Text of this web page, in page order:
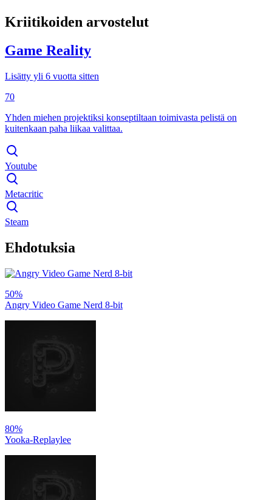
Kriitikoiden arvostelut
Game Reality
Lisätty yli 6 vuotta sitten
70
Yhden miehen projektiksi konseptiltaan toimivasta pelistä on
kuitenkaan paha liikaa valittaa.
Youtube
Metacritic
Steam
Ehdotuksia
50%
Angry Video Game Nerd 8-bit
80%
Yooka-Replaylee